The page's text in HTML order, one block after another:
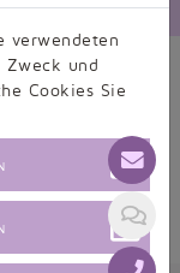
verwendeten
Zweck und
Cookies Sie